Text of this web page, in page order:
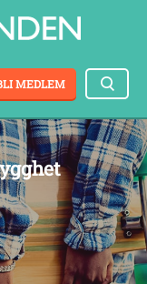
MEDLEM